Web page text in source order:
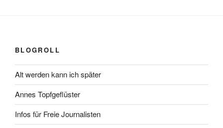
BLOGROLL
Alt werden kann ich später
Annes Topfgeflüster
Infos für Freie Journalisten